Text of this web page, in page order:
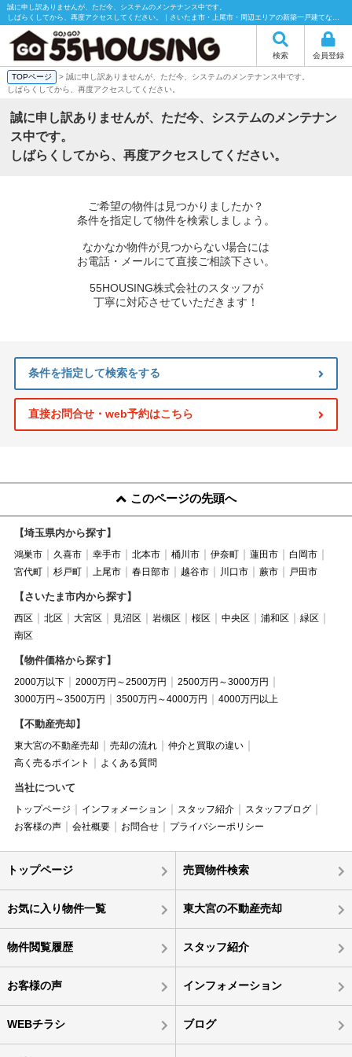
誠に申し訳ありませんが、ただ今、システムのメンテナンス中です。
しばらくしてから、再度アクセスしてください。｜さいたま市・上尾市・周辺エリアの新築一戸建てなら55HOUSING（55ハウジング）にお任せください！
検索 会員登録
TOPページ
> 誠に申し訳ありませんが、ただ今、システムのメンテナンス中です。
しばらくしてから、再度アクセスしてください。
誠に申し訳ありませんが、ただ今、システムのメンテナン
ス中です。
しばらくしてから、再度アクセスしてください。
ご希望の物件は見つかりましたか？
条件を指定して物件を検索しましょう。
なかなか物件が見つからない場合には
お電話・メールにて直接ご相談下さい。
55HOUSING株式会社のスタッフが
丁寧に対応させていただきます！
条件を指定して検索をする
直接お問合せ・web予約はこちら
このページの先頭へ
【埼玉県内から探す】
鴻巣市 久喜市 幸手市 北本市 桶川市 伊奈町 蓮田市
白岡市
宮代町
杉戸町 上尾市 春日部市 越谷市 川口市 蕨市 戸田市
【さいたま市内から探す】
西区 北区 大宮区 見沼区 岩槻区 桜区 中央区 浦和区
緑区
南区
【物件価格から探す】
2000万以下 2000万円～2500万円
2500万円～3000万円
3000万円～3500万円
3500万円～4000万円 4000万円以上
【不動産売却】
東大宮の不動産売却 売却の流れ
仲介と買取の違い
高く売るポイント
よくある質問
当社について
トップページ インフォメーション スタッフ紹介
スタッフブログ
お客様の声
会社概要 お問合せ プライバシーポリシー
トップページ 売買物件検索
お気に入り物件一覧 東大宮の不動産売却
物件閲覧履歴 スタッフ紹介
お客様の声 インフォメーション
WEBチラシ ブログ